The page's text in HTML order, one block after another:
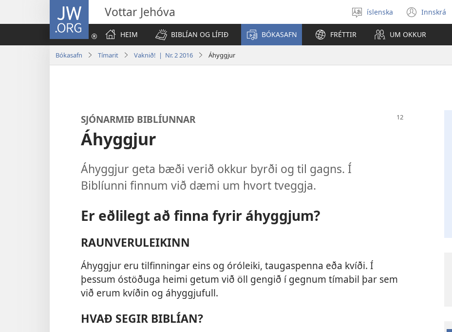
JW.ORG Vottar Jehóva
Veldu
tungumál
íslenska Innskrá
(opnast
í
glugga)
HEIM
BIBLÍAN OG LÍFIÐ BÓKASAFN FRÉTTIR UM OKKUR
Bókasafn Tímarit Vaknið! | Nr. 2 2016 Áhyggjur
SJÓNARMIÐ BIBLÍUNNAR
Áhyggjur
Áhyggjur geta bæði verið okkur byrði og til gagns. Í
Biblíunni finnum við dæmi um hvort tveggja.
Er eðlilegt að finna fyrir áhyggjum?
RAUNVERULEIKINN
Áhyggjur eru tilfinningar eins og óróleiki, taugaspenna eða kvíði. Í
þessum óstöðuga heimi getum við öll gengið í gegnum tímabil þar sem
við erum kvíðin og áhyggjufull.
HVAÐ SEGIR BIBLÍAN?